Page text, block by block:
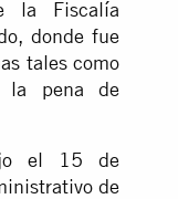
la Fiscalía
donde fue
tales como
la pena de
el 15 de
de